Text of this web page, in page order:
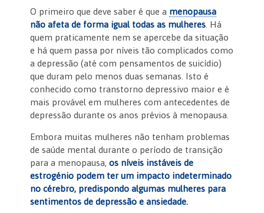
O primeiro que deve saber é que a menopausa
não afeta de forma igual todas as mulheres . Há
quem praticamente nem se apercebe da situação
e há quem passa por níveis tão complicados como
a depressão (até com pensamentos de suicídio)
que duram pelo menos duas semanas. Isto é
conhecido como transtorno depressivo maior e é
mais provável em mulheres com antecedentes de
depressão durante os anos prévios à menopausa.
Embora muitas mulheres não tenham problemas
de saúde mental durante o período de transição
para a menopausa,os níveis instáveis de
estrogénio podem ter um impacto indeterminado
no cérebro, predispondo algumas mulheres para
sentimentos de depressão e ansiedade.